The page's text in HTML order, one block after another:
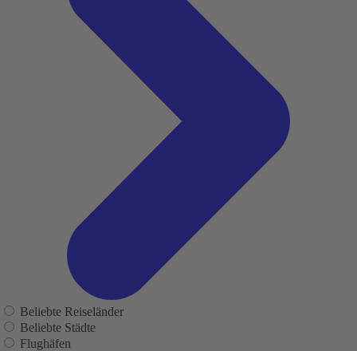
Beliebte Reiseländer
Beliebte Städte
Flughäfen